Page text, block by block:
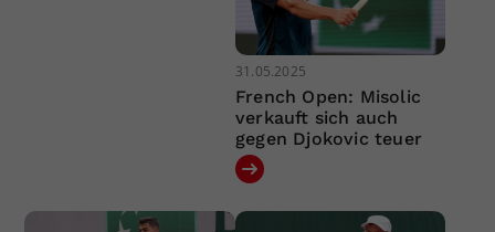
31.05.2025
French Open: Misolic
verkauft sich auch
gegen Djokovic teuer